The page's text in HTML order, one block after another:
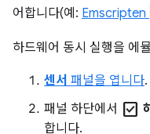
어합니다(예: Emscripten
하드웨어 동시 실행을 에
센서 패널을 엽니다.
패널 하단에서 check_box
합니다.